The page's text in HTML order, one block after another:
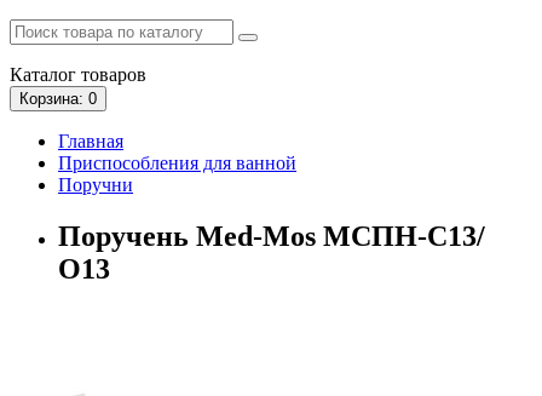
Каталог товаров
Корзина: 0
Главная
Приспособления для ванной
Поручни
Поручень Med-Mos МСПН-С13/
О13